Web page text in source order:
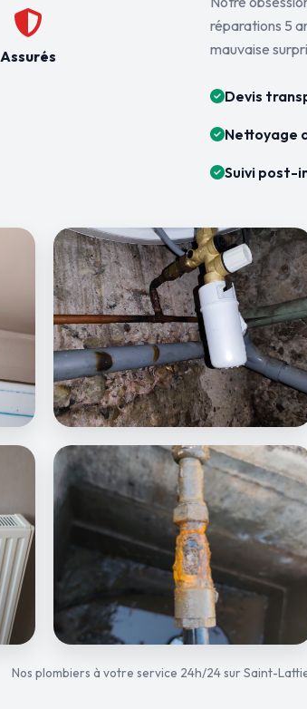
Assurés
réparations 5
mauvaise
Devis
Nettoyage
Suivi post-
Nos plombiers à votre service 24h/24 sur Saint-